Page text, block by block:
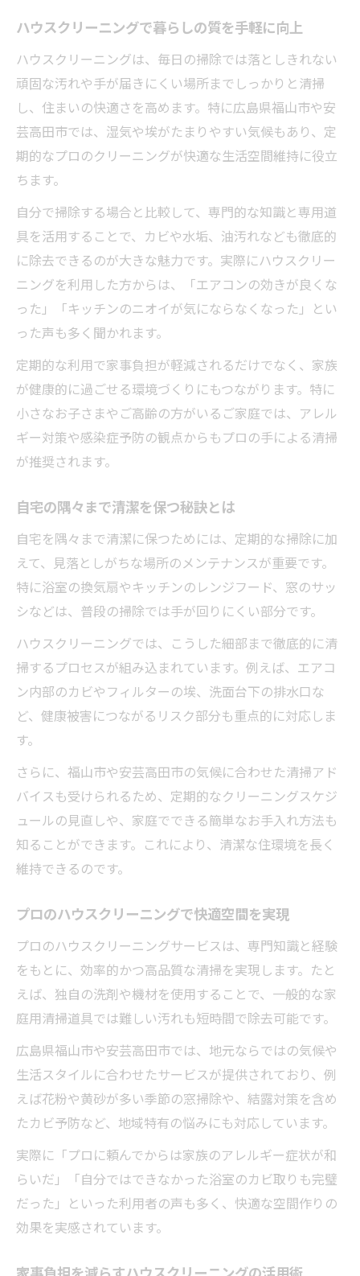
暮らしの質を上げる掃除サービスの魅力とは
ハウスクリーニングで生活を豊かにする理
健康的な住まいを叶える掃除サービス活用
法
プロによるハウスクリーニングの安心感
説
サービス選びで失敗しないポイントとは
汚れを徹底除去するプロのハウスクリーニング
術
プロが実践するハウスクリーニング技術の
特徴
頑固な汚れも落とすハウスクリーニング方
法
エアコンや水回り掃除の専門技を解説
ハウスクリーニングで見落としがちな箇所
とは
果
家事負担を軽減したいなら専門清掃が効果的
ハウスクリーニングで家事の時短を実現
専門清掃で日常の負担を大幅軽減
忙しい方にこそおすすめのハウスクリーニ
ング
家事ストレスを減らす専門サービスの選び
方
プロ任せで家族と過ごす時間を確保
プロのハウスクリーニング依頼で安心清潔
生活
グ
清掃依頼で見落としがちな部分も徹底対応
住まいの美観を保つハウスクリーニングの
利点
求める理想シーンを叶える掃除のコツ
ハウスクリーニングで理想の住空間を実現
掃除のコツで快適な暮らしを手に入れる方
法
生活スタイルに合わせた清掃プランの提案
プロに学ぶハウスクリーニングの効果的な
依頼
目指す快適シーンを叶える掃除術
ハウスクリーニングで暮らしの質を手軽に向上
ハウスクリーニングは、毎日の掃除では落としきれない
頑固な汚れや手が届きにくい場所までしっかりと清掃
し、住まいの快適さを高めます。特に広島県福山市や安
芸高田市では、湿気や埃がたまりやすい気候もあり、定
期的なプロのクリーニングが快適な生活空間維持に役立
ちます。
自分で掃除する場合と比較して、専門的な知識と専用道
具を活用することで、カビや水垢、油汚れなども徹底的
に除去できるのが大きな魅力です。実際にハウスクリー
ニングを利用した方からは、「エアコンの効きが良くな
った」「キッチンのニオイが気にならなくなった」とい
った声も多く聞かれます。
定期的な利用で家事負担が軽減されるだけでなく、家族
が健康的に過ごせる環境づくりにもつながります。特に
小さなお子さまやご高齢の方がいるご家庭では、アレル
ギー対策や感染症予防の観点からもプロの手による清掃
が推奨されます。
自宅の隅々まで清潔を保つ秘訣とは
自宅を隅々まで清潔に保つためには、定期的な掃除に加
えて、見落としがちな場所のメンテナンスが重要です。
特に浴室の換気扇やキッチンのレンジフード、窓のサッ
シなどは、普段の掃除では手が回りにくい部分です。
ハウスクリーニングでは、こうした細部まで徹底的に清
掃するプロセスが組み込まれています。例えば、エアコ
ン内部のカビやフィルターの埃、洗面台下の排水口な
ど、健康被害につながるリスク部分も重点的に対応しま
す。
さらに、福山市や安芸高田市の気候に合わせた清掃アド
バイスも受けられるため、定期的なクリーニングスケジ
ュールの見直しや、家庭でできる簡単なお手入れ方法も
知ることができます。これにより、清潔な住環境を長く
維持できるのです。
プロのハウスクリーニングで快適空間を実現
プロのハウスクリーニングサービスは、専門知識と経験
をもとに、効率的かつ高品質な清掃を実現します。たと
えば、独自の洗剤や機材を使用することで、一般的な家
庭用清掃道具では難しい汚れも短時間で除去可能です。
広島県福山市や安芸高田市では、地元ならではの気候や
生活スタイルに合わせたサービスが提供されており、例
えば花粉や黄砂が多い季節の窓掃除や、結露対策を含め
たカビ予防など、地域特有の悩みにも対応しています。
実際に「プロに頼んでからは家族のアレルギー症状が和
らいだ」「自分ではできなかった浴室のカビ取りも完璧
だった」といった利用者の声も多く、快適な空間作りの
効果を実感されています。